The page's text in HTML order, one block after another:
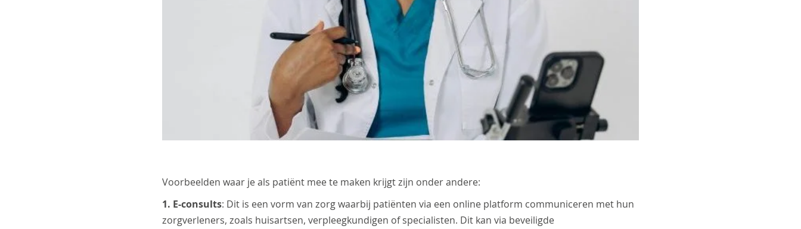
Voorbeelden waar je als patiënt mee te maken krijgt zijn onder andere:
1. E-consults: Dit is een vorm van zorg waarbij patiënten via een online platform communiceren met hun
zorgverleners, zoals huisartsen, verpleegkundigen of specialisten. Dit kan via beveiligde